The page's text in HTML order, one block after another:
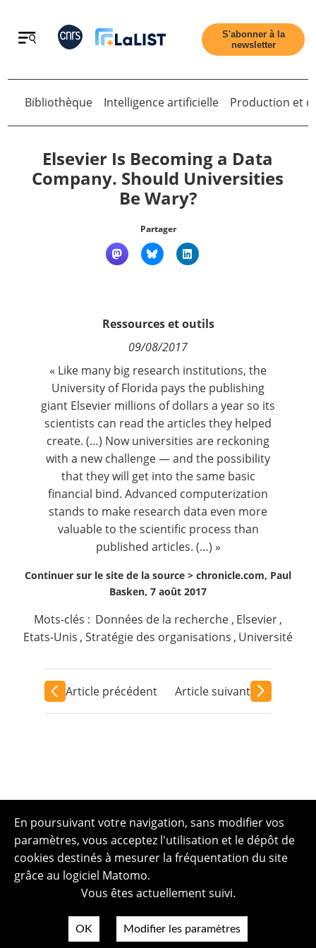
Retour
Nous suivre
S'abonner à la
newsletter
Retour
Bibliothèque Intelligence artificielle Production et
Elsevier Is Becoming a Data
Company. Should Universities
Be Wary?
Partager
Ressources et outils
09/08/2017
« Like many big research institutions, the
University of Florida pays the publishing
giant Elsevier millions of dollars a year so its
scientists can read the articles they helped
create. (…) Now universities are reckoning
with a new challenge — and the possibility
that they will get into the same basic
financial bind. Advanced computerization
stands to make research data even more
valuable to the scientific process than
published articles. (…) »
Continuer sur le site de la source > chronicle.com, Paul
Basken, 7 août 2017
Mots-clés : Données de la recherche , Elsevier,
Etats-Unis , Stratégie des organisations , Université
Article précédent Article suivant
En poursuivant votre navigation, sans modifier vos
paramètres, vous acceptez l'utilisation et le dépôt de
cookies destinés à mesurer la fréquentation du site
grâce au logiciel Matomo.
Vous êtes actuellement suivi.
OK Modifier les paramètres